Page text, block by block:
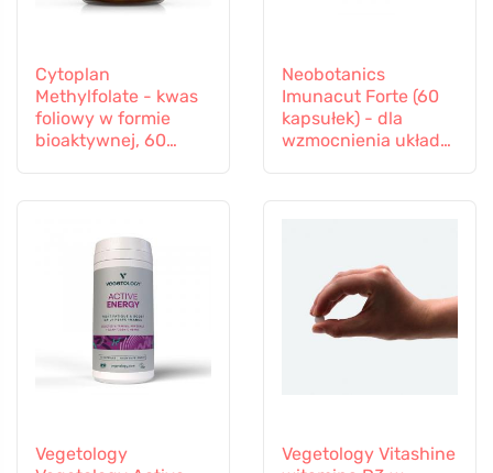
Cytoplan
Methylfolate - kwas
foliowy w formie
bioaktywnej, 60
Neobotanics
Imunacut Forte (60
kapsułek) - dla
wzmocnienia układu
Vegetology
Vegetology Vitashine